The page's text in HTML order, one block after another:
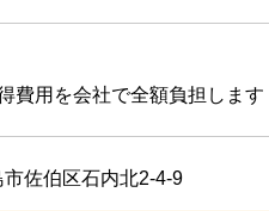
用を会社で全額負担します
佐伯区石内北2-4-9